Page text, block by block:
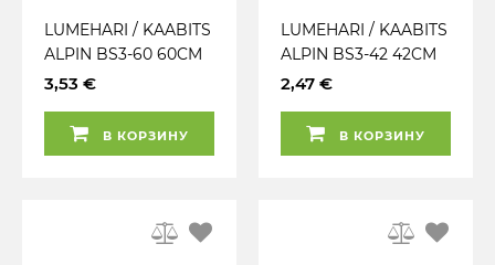
LUMEHARI / KAABITS
ALPIN BS3-60 60CM
VERSACO
3,53 €
В КОРЗИНУ
LUMEHARI / KAABITS
ALPIN BS3-42 42CM
VERSACO
2,47 €
В КОРЗИНУ